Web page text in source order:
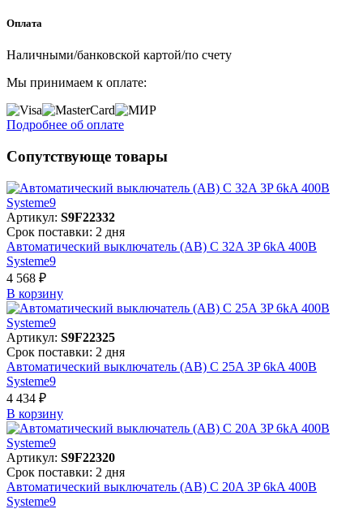
Оплата
Наличными/банковской картой/по счету
Мы принимаем к оплате:
Подробнее об оплате
Сопутствующе товары
Артикул: S9F22332
Срок поставки: 2 дня
Автоматический выключатель (АВ) C 32A 3P 6kA 400В
Systeme9
4 568 ₽
В корзинy
Артикул: S9F22325
Срок поставки: 2 дня
Автоматический выключатель (АВ) C 25A 3P 6kA 400В
Systeme9
4 434 ₽
В корзинy
Артикул: S9F22320
Срок поставки: 2 дня
Автоматический выключатель (АВ) C 20A 3P 6kA 400В
Systeme9